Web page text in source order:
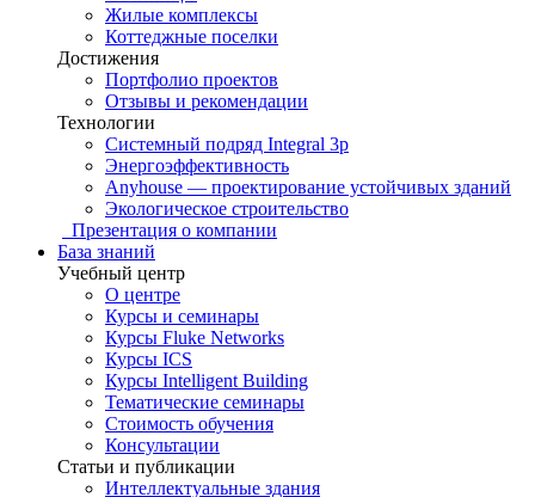
Жилые комплексы
Коттеджные поселки
Достижения
Портфолио проектов
Отзывы и рекомендации
Технологии
Системный подряд Integral 3p
Энергоэффективность
Anyhouse — проектирование устойчивых зданий
Экологическое строительство
Презентация о компании
База знаний
Учебный центр
О центре
Курсы и семинары
Курсы Fluke Networks
Курсы ICS
Курсы Intelligent Building
Тематические семинары
Стоимость обучения
Консультации
Статьи и публикации
Интеллектуальные здания